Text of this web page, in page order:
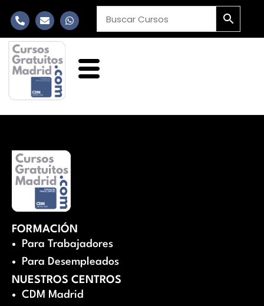
FORMACIÓN
Para Trabajadores
Para Desempleados
NUESTROS CENTROS
CDM Madrid